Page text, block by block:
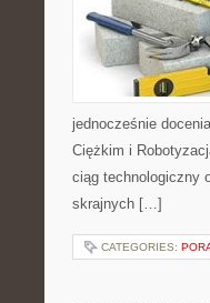
jednocześnie
Ciężkim i
ciąg technologiczny
skrajnych […]
CATEGORIES: